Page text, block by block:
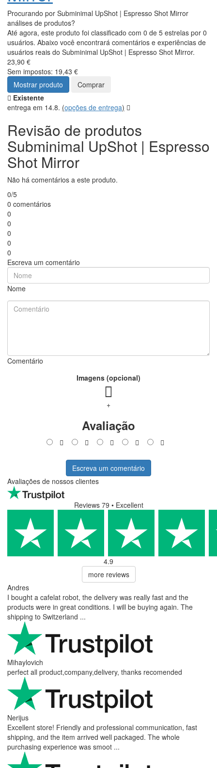
Procurando por Subminimal UpShot | Espresso Shot Mirror
análises de produtos?
Até agora, este produto foi classificado com 0 de 5 estrelas por 0
usuários. Abaixo você encontrará comentários e experiências de
usuários reais do Subminimal UpShot | Espresso Shot Mirror.
23,90 €
Sem impostos: 19,43 €
Mostrar produto
Comprar
Existente
entrega em 14.8. (opções de entrega)
Revisão de produtos
Subminimal UpShot | Espresso
Shot Mirror
Não há comentários a este produto.
0/5
0 comentários
0
0
0
0
0
Escreva um comentário
Nome
Comentário
Imagens (opcional)
+
Avaliação
Escreva um comentário
Avaliações de nossos clientes
Reviews 79 • Excellent
4.9
more reviews
Andres
I bought a cafelat robot, the delivery was really fast and the
products were in great conditions. I will be buying again. The
shipping to Switzerland ...
Mihaylovich
perfect all product,company,delivery, thanks recomended
Nerijus
Excellent store! Friendly and professional communication, fast
shipping, and the item arrived well packaged. The whole
purchasing experience was smoot ...